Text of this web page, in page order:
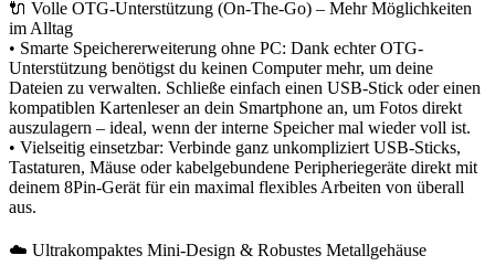
🔌 Volle OTG-Unterstützung (On-The-Go) – Mehr Möglichkeiten
im Alltag
• Smarte Speichererweiterung ohne PC: Dank echter OTG-
Unterstützung benötigst du keinen Computer mehr, um deine
Dateien zu verwalten. Schließe einfach einen USB-Stick oder einen
kompatiblen Kartenleser an dein Smartphone an, um Fotos direkt
auszulagern – ideal, wenn der interne Speicher mal wieder voll ist.
• Vielseitig einsetzbar: Verbinde ganz unkompliziert USB-Sticks,
Tastaturen, Mäuse oder kabelgebundene Peripheriegeräte direkt mit
deinem 8Pin-Gerät für ein maximal flexibles Arbeiten von überall
aus.
☁️ Ultrakompaktes Mini-Design & Robustes Metallgehäuse